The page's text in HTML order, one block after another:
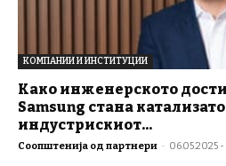
КОМПАНИИ И ИНСТИТУЦИИ
Како инженерското
Samsung стана
индустрискиот...
Соопштенија од партнери - 06.05.2025 -